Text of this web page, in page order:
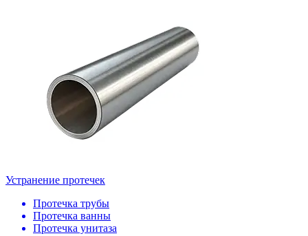
Устранение протечек
Протечка трубы
Протечка ванны
Протечка унитаза